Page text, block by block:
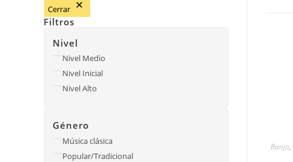
Cerrar
Filtros
Nivel
Nivel Medio
Nivel Inicial
Nivel Alto
Género
Música clásica
Popular/Tradicional
Banjo,